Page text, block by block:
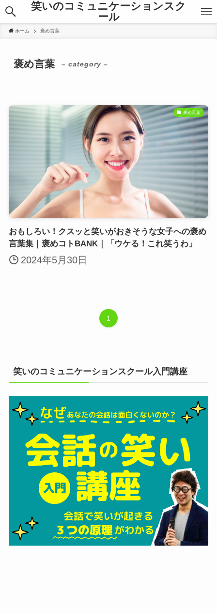
笑いのコミュニケーションスク
ール
ホーム 褒め言葉
褒め言葉 – category –
褒め言葉
おもしろい！クスッと笑いがおきそうな女子への褒め
言葉集｜褒めコトBANK｜「ウケる！これ笑うわ」
2024年5月30日
1
笑いのコミュニケーションスクール入門講座